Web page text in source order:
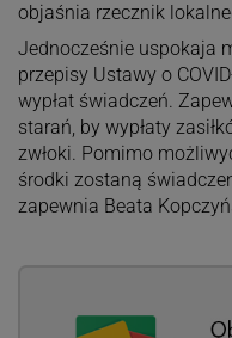
objaśnia rzecznik
Jednocześnie uspokaja
przepisy Ustawy o
wypłat świadczeń.
starań, by wypłaty
zwłoki. Pomimo
środki zostaną
zapewnia Beata